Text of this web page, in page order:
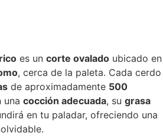
es un corte ovalado ubicado en
, cerca de la paleta. Cada cerdo
de aproximadamente 500
una cocción adecuada, su grasa
en tu paladar, ofreciendo una